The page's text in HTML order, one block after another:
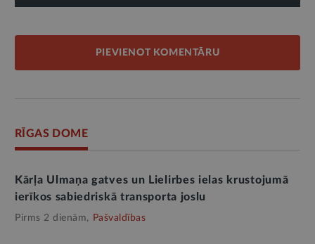
PIEVIENOT KOMENTĀRU
RĪGAS DOME
Kārļa Ulmaņa gatves un Lielirbes ielas krustojumā
ierīkos sabiedriskā transporta joslu
Pirms 2 dienām, Pašvaldības